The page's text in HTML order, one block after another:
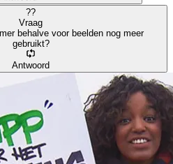
??
Vraag
behalve voor beelden nog meer
gebruikt?
Antwoord